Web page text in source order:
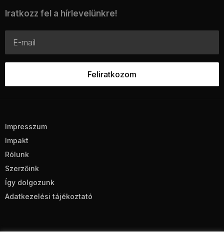
Iratkozz fel a hírlevelünkre!
Impresszum
Impakt
Rólunk
Szerzőink
Így dolgozunk
Adatkezelési tájékoztató